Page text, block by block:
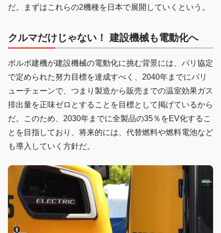
だ。まずはこれらの2機種を日本で展開していくという。
クルマだけじゃない！ 建設機械も電動化へ
ボルボ建機が建設機械の電動化に挑む背景には、パリ協定
で定められた努力目標を達成すべく、2040年までにバリ
ューチェーンで、つまり製造から販売までの温室効果ガス
排出量を正味ゼロとすることを目標として掲げているから
だ。このため、2030年までに全製品の35％をEV化するこ
とを目指しており、将来的には、代替燃料や燃料電池など
も導入していく方針だ。